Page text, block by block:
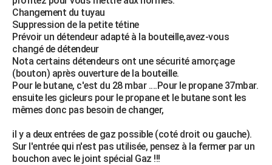
Changement du tuyau
Suppression de la petite tétine
Prévoir un détendeur adapté à la bouteille,avez-vous
changé de détendeur
Nota certains détendeurs ont une sécurité amorçage
(bouton) après ouverture de la bouteille.
Pour le butane, c'est du 28 mbar ....Pour le propane 37mbar.
ensuite les gicleurs pour le propane et le butane sont les
mêmes donc pas besoin de changer,
il y a deux entrées de gaz possible (coté droit ou gauche).
Sur l'entrée qui n'est pas utilisée, pensez à la fermer par un
bouchon avec le joint spécial Gaz !!!